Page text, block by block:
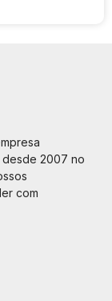
desde 2007 no
com